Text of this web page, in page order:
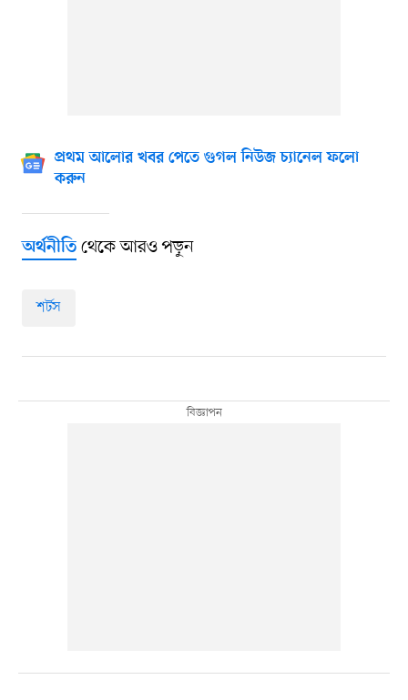
প্রথম আলোর খবর পেতে গুগল নিউজ চ্যানেল ফলো
করুন
অর্থনীতিথেকে আরও পড়ুন
শর্টস